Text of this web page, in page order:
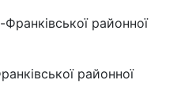
районної
районної